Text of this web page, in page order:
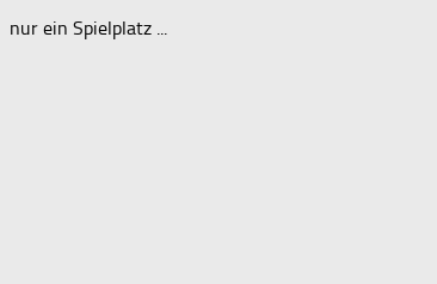
nur ein Spielplatz ...